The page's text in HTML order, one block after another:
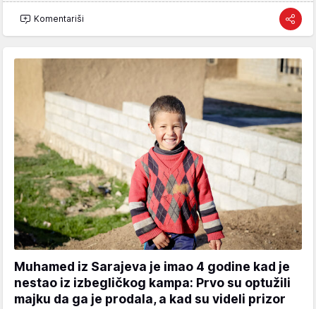
Komentariši
Muhamed iz Sarajeva je imao 4 godine kad je
nestao iz izbegličkog kampa: Prvo su optužili
majku da ga je prodala, a kad su videli prizor